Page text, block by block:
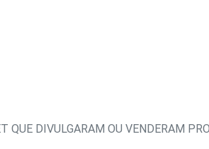
QUE DIVULGARAM OU VENDERAM